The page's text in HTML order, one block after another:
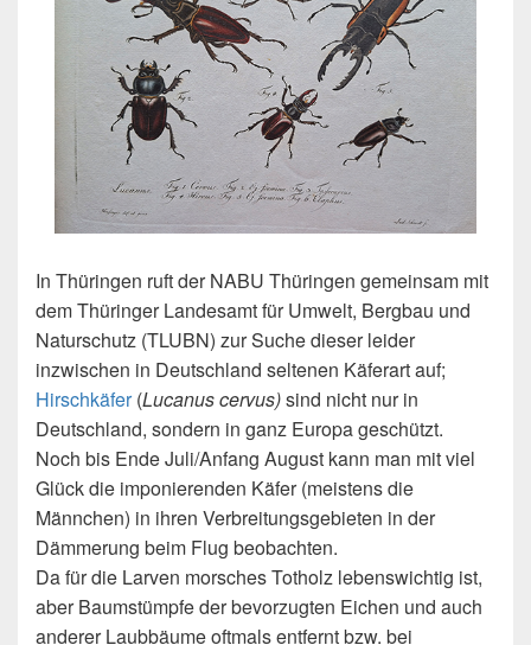
In Thüringen ruft der NABU Thüringen gemeinsam mit
dem Thüringer Landesamt für Umwelt, Bergbau und
Naturschutz (TLUBN) zur Suche dieser leider
inzwischen in Deutschland seltenen Käferart auf;
Hirschkäfer(Lucanus cervus)sind nicht nur in
Deutschland, sondern in ganz Europa geschützt.
Noch bis Ende Juli/Anfang August kann man mit viel
Glück die imponierenden Käfer (meistens die
Männchen) in ihren Verbreitungsgebieten in der
Dämmerung beim Flug beobachten.
Da für die Larven morsches Totholz lebenswichtig ist,
aber Baumstümpfe der bevorzugten Eichen und auch
anderer Laubbäume oftmals entfernt bzw. bei